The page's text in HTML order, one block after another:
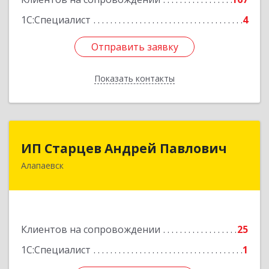
1С:Специалист
4
Отправить заявку
Показать контакты
Отправить заявку
Назад
ИП Старцев Андрей Павлович
Алапаевск
Клиентов на сопровождении
25
1С:Специалист
1
ИП Старцев Андрей Павлович
624601, Свердловская обл, Алапаевск г,